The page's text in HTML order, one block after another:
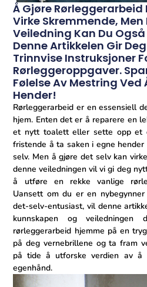
Å Gjøre Rørleggerarbeid
Virke Skremmende, Men
Veiledning Kan Du
Denne Artikkelen Gir
Trinnvise Instruksjoner
Rørleggeroppgaver.
Følelse Av Mestring Ved
Hender!
Rørleggerarbeid er en essensiell
hjem. Enten‌ det er å reparere en
⁣et nytt toalett eller sette opp et
fristende å ta saken i⁢ egne
selv. Men ⁢å gjøre det selv kan
denne veiledningen vil vi ⁣gi deg
å utføre en rekke vanlige
Uansett om du er en
det-selv-entusiast, vil denne
kunnskapen og
rørleggerarbeid hjemme på en
⁤på deg vernebrillene og ta fram
⁢på tide å utforske verdien av å
egenhånd.